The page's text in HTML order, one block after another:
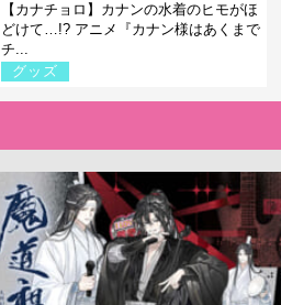
【カナチョロ】カナンの水着のヒモがほ
どけて…!? アニメ『カナン様はあくまで
チ...
グッズ